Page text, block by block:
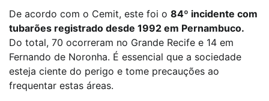
De acordo com o Cemit, este foi o 84º incidente com
tubarões registrado desde 1992 em Pernambuco.
Do total, 70 ocorreram no Grande Recife e 14 em
Fernando de Noronha. É essencial que a sociedade
esteja ciente do perigo e tome precauções ao
frequentar estas áreas.